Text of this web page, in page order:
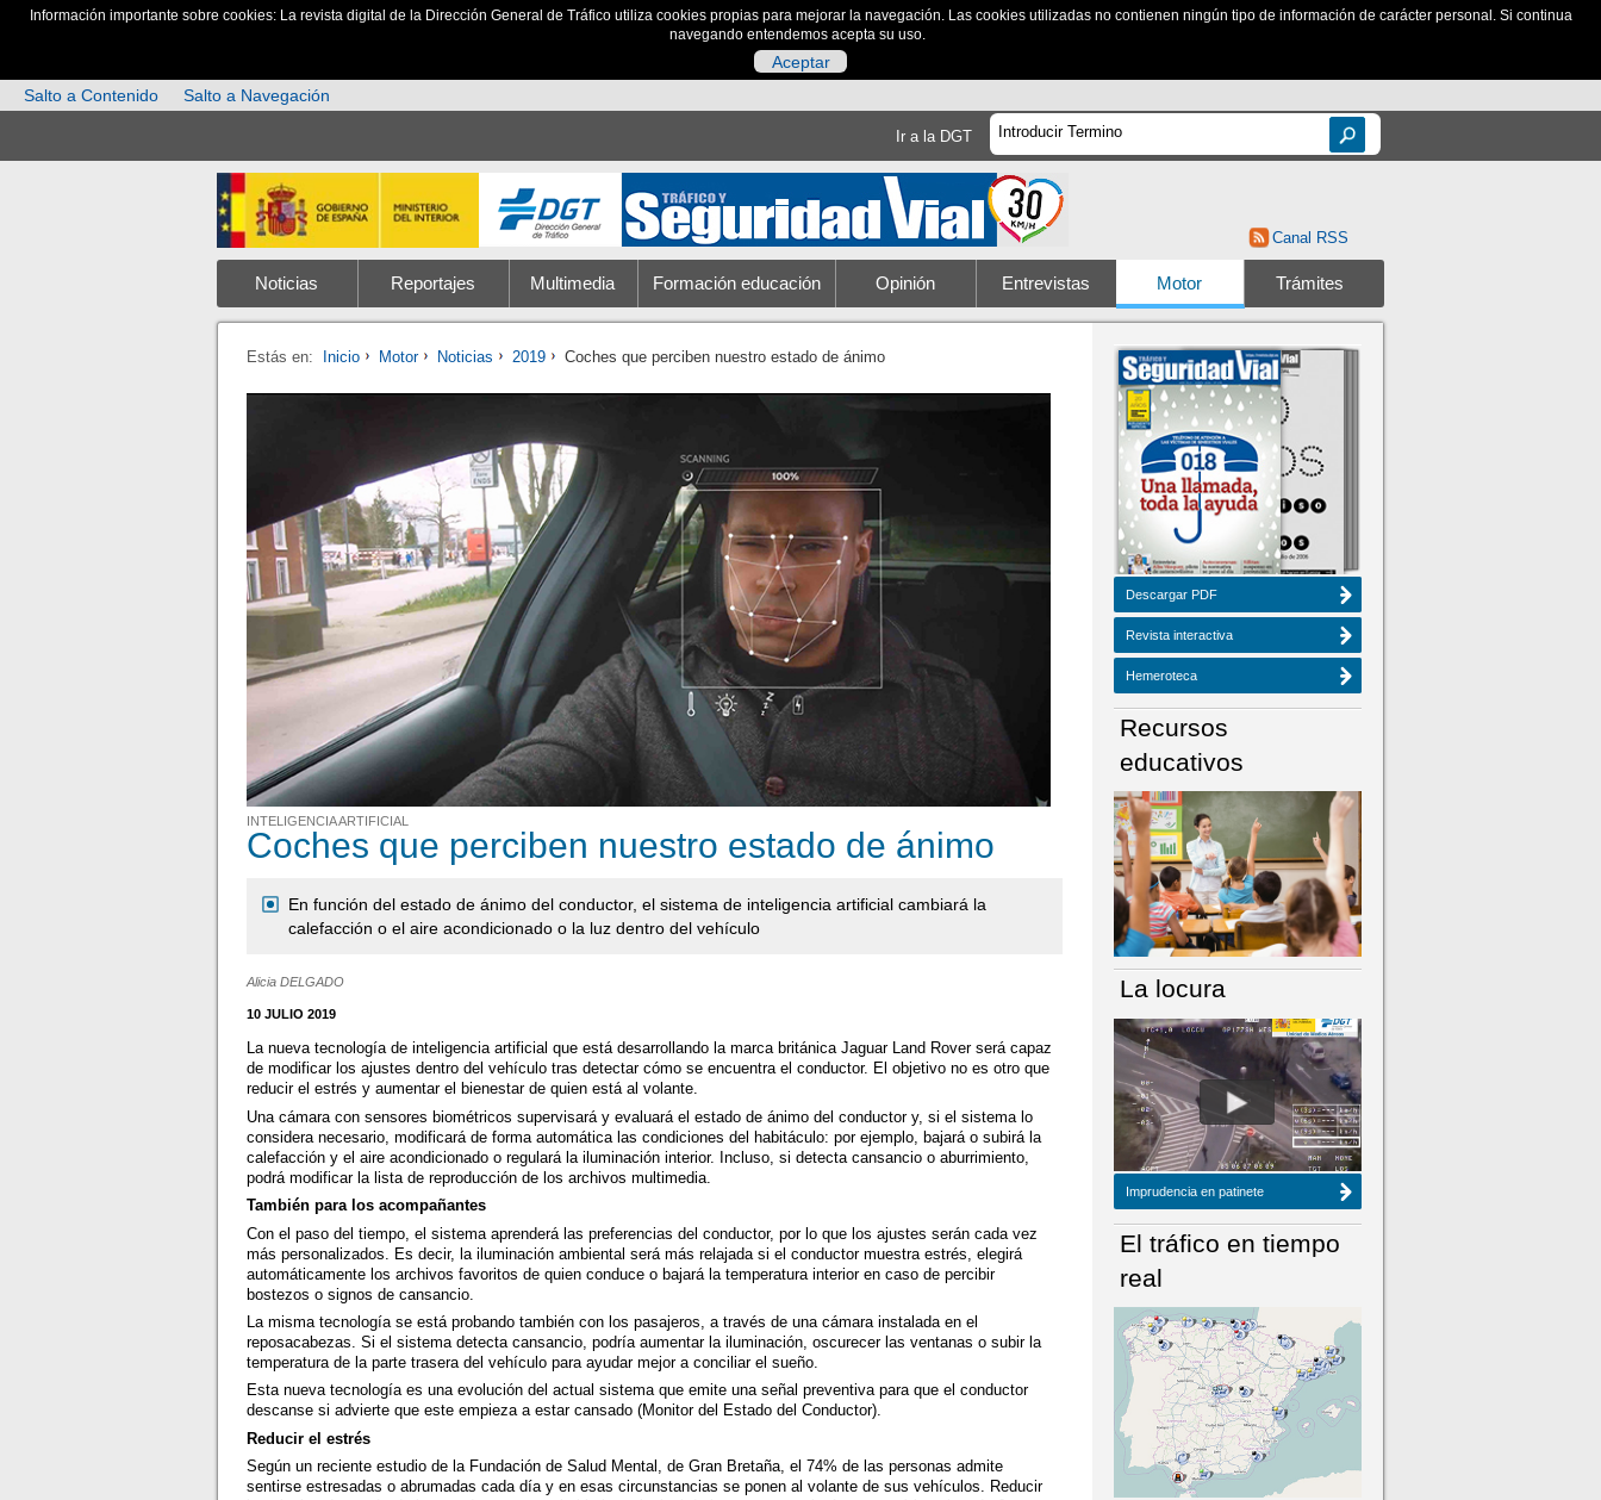
Información importante sobre cookies: La revista digital de la Dirección General de Tráfico utiliza cookies propias para mejorar la navegación. Las cookies utilizadas no contienen ningún tipo de información de carácter personal. Si continua
navegando entendemos acepta su uso.
Aceptar
Salto a Contenido
Salto a Navegación
Ir a la DGT
Canal RSS
Noticias Reportajes Multimedia Formación educación Opinión Entrevistas Motor Trámites
Estás en: Inicio Motor Noticias 2019 Coches que perciben nuestro estado de ánimo
INTELIGENCIA ARTIFICIAL
Coches que perciben nuestro estado de ánimo
En función del estado de ánimo del conductor, el sistema de inteligencia artificial cambiará la
calefacción o el aire acondicionado o la luz dentro del vehículo
Alicia DELGADO
10 JULIO 2019
La nueva tecnología de inteligencia artificial que está desarrollando la marca británica Jaguar Land Rover será capaz
de modificar los ajustes dentro del vehículo tras detectar cómo se encuentra el conductor. El objetivo no es otro que
reducir el estrés y aumentar el bienestar de quien está al volante.
Una cámara con sensores biométricos supervisará y evaluará el estado de ánimo del conductor y, si el sistema lo
considera necesario, modificará de forma automática las condiciones del habitáculo: por ejemplo, bajará o subirá la
calefacción y el aire acondicionado o regulará la iluminación interior. Incluso, si detecta cansancio o aburrimiento,
podrá modificar la lista de reproducción de los archivos multimedia.
También para los acompañantes
Con el paso del tiempo, el sistema aprenderá las preferencias del conductor, por lo que los ajustes serán cada vez
más personalizados. Es decir, la iluminación ambiental será más relajada si el conductor muestra estrés, elegirá
automáticamente los archivos favoritos de quien conduce o bajará la temperatura interior en caso de percibir
bostezos o signos de cansancio.
La misma tecnología se está probando también con los pasajeros, a través de una cámara instalada en el
reposacabezas. Si el sistema detecta cansancio, podría aumentar la iluminación, oscurecer las ventanas o subir la
temperatura de la parte trasera del vehículo para ayudar mejor a conciliar el sueño.
Esta nueva tecnología es una evolución del actual sistema que emite una señal preventiva para que el conductor
descanse si advierte que este empieza a estar cansado (Monitor del Estado del Conductor).
Reducir el estrés
Según un reciente estudio de la Fundación de Salud Mental, de Gran Bretaña, el 74% de las personas admite
sentirse estresadas o abrumadas cada día y en esas circunstancias se ponen al volante de sus vehículos. Reducir
NÚMERO ACTUAL HEMEROTECA
Descargar PDF
Revista interactiva
Hemeroteca
Recursos
educativos
La locura
Imprudencia en patinete
El tráfico en tiempo
real